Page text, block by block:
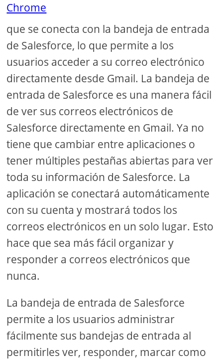
Chrome
que se conecta con la bandeja de entrada
de Salesforce, lo que permite a los
usuarios acceder a su correo electrónico
directamente desde Gmail. La bandeja de
entrada de Salesforce es una manera fácil
de ver sus correos electrónicos de
Salesforce directamente en Gmail. Ya no
tiene que cambiar entre aplicaciones o
tener múltiples pestañas abiertas para ver
toda su información de Salesforce. La
aplicación se conectará automáticamente
con su cuenta y mostrará todos los
correos electrónicos en un solo lugar. Esto
hace que sea más fácil organizar y
responder a correos electrónicos que
nunca.
La bandeja de entrada de Salesforce
permite a los usuarios administrar
fácilmente sus bandejas de entrada al
permitirles ver, responder, marcar como